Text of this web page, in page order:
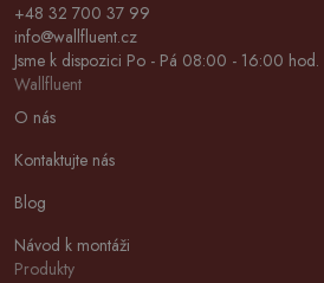
+48 32 700 37 99
info@wallfluent.cz
Jsme k dispozici Po - Pá 08:00 - 16:00 hod.
Wallfluent
O nás
Kontaktujte nás
Blog
Návod k montáži
Produkty